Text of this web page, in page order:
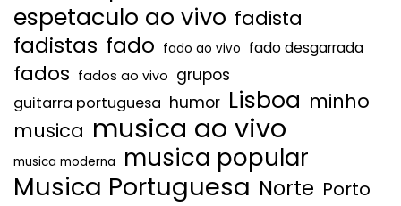
espetaculo ao vivo fadista
fadistas fado fado ao vivo fado desgarrada
fados fados ao vivo grupos
guitarra portuguesa humor Lisboa minho
musica musica ao vivo
musica moderna musica popular
Musica Portuguesa Norte Porto